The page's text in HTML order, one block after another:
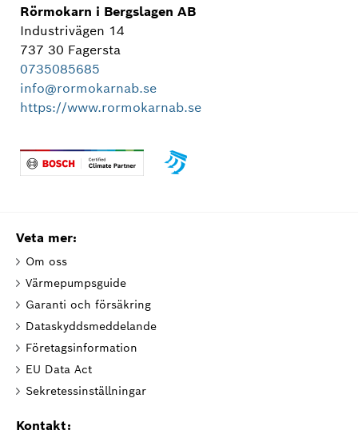
Rörmokarn i Bergslagen AB
Industrivägen 14
737 30 Fagersta
0735085685
info@rormokarnab.se
https://www.rormokarnab.se
Veta mer:
Om oss
Värmepumpsguide
Garanti och försäkring
Dataskyddsmeddelande
Företagsinformation
EU Data Act
Sekretessinställningar
Kontakt: